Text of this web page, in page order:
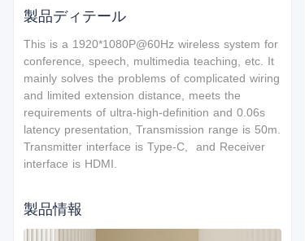
製品ディテール
This is a 1920*1080P@60Hz wireless system for
conference, speech, multimedia teaching, etc. It
mainly solves the problems of complicated wiring
and limited extension distance, meets the
requirements of ultra-high-definition and 0.06s
latency presentation, Transmission range is 50m.
Transmitter interface is Type-C, and Receiver
interface is HDMI.
製品情報